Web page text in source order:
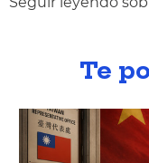
Te